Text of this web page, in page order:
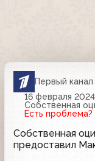
Первый канал
16 февраля
Собственная
Есть проблема?
Собственная
предоставил